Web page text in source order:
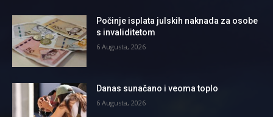
Počinje isplata julskih naknada za osobe
s invaliditetom
6 Augusta, 2026
Danas sunačano i veoma toplo
6 Augusta, 2026